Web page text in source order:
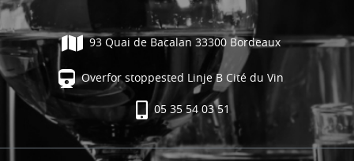
93 Quai de Bacalan 33300 Bordeaux
Overfor stoppested Linje B Cité du Vin
05 35 54 03 51